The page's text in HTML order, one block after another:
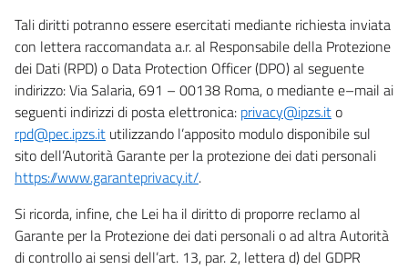
Tali diritti potranno essere esercitati mediante richiesta inviata
con lettera raccomandata a.r. al Responsabile della Protezione
dei Dati (RPD) o Data Protection Officer (DPO) al seguente
indirizzo: Via Salaria, 691 – 00138 Roma, o mediante e–mail ai
seguenti indirizzi di posta elettronica: privacy@ipzs.ito
rpd@pec.ipzs.it utilizzando l’apposito modulo disponibile sul
sito dell’Autorità Garante per la protezione dei dati personali
https://www.garanteprivacy.it/.
Si ricorda, infine, che Lei ha il diritto di proporre reclamo al
Garante per la Protezione dei dati personali o ad altra Autorità
di controllo ai sensi dell’art. 13, par. 2, lettera d) del GDPR